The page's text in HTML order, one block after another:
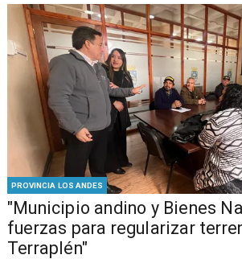
PROVINCIA LOS ANDES
"Municipio andino y Bienes
fuerzas para regularizar
Terraplén"